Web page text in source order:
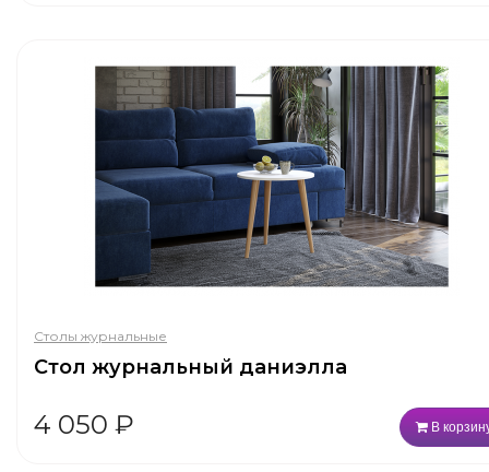
Столы журнальные
Стол журнальный даниэлла
4 050 ₽ В